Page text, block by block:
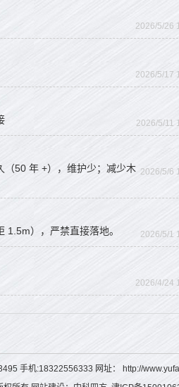
2026/5/26
2026/5/17
2026/5/11
2026/5/6
50 年 +），维护少；减少木
2026/5/1
1.5m），严禁直接落地。
2026/4/24
手机:18322556333 网址：
http://